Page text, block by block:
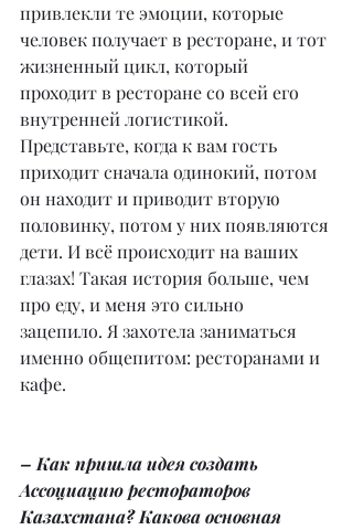
привлекли те эмоции, которые
человек получает в ресторане, и тот
жизненный цикл, который
проходит в ресторане со всей его
внутренней логистикой.
Представьте, когда к вам гость
приходит сначала одинокий, потом
он находит и приводит вторую
половинку, потом у них появляются
дети. И всё происходит на ваших
глазах! Такая история больше, чем
про еду, и меня это сильно
зацепило. Я захотела заниматься
именно общепитом: ресторанами и
кафе.
– Как пришла идея создать
Ассоциацию рестораторов
Казахстана? Какова основная